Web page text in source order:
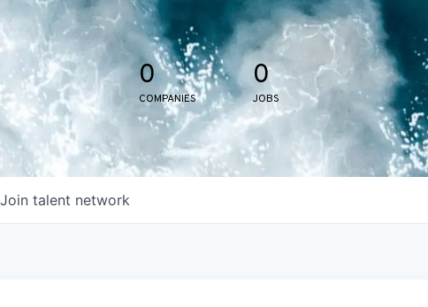
0
COMPANIES
0
JOBS
Join talent network